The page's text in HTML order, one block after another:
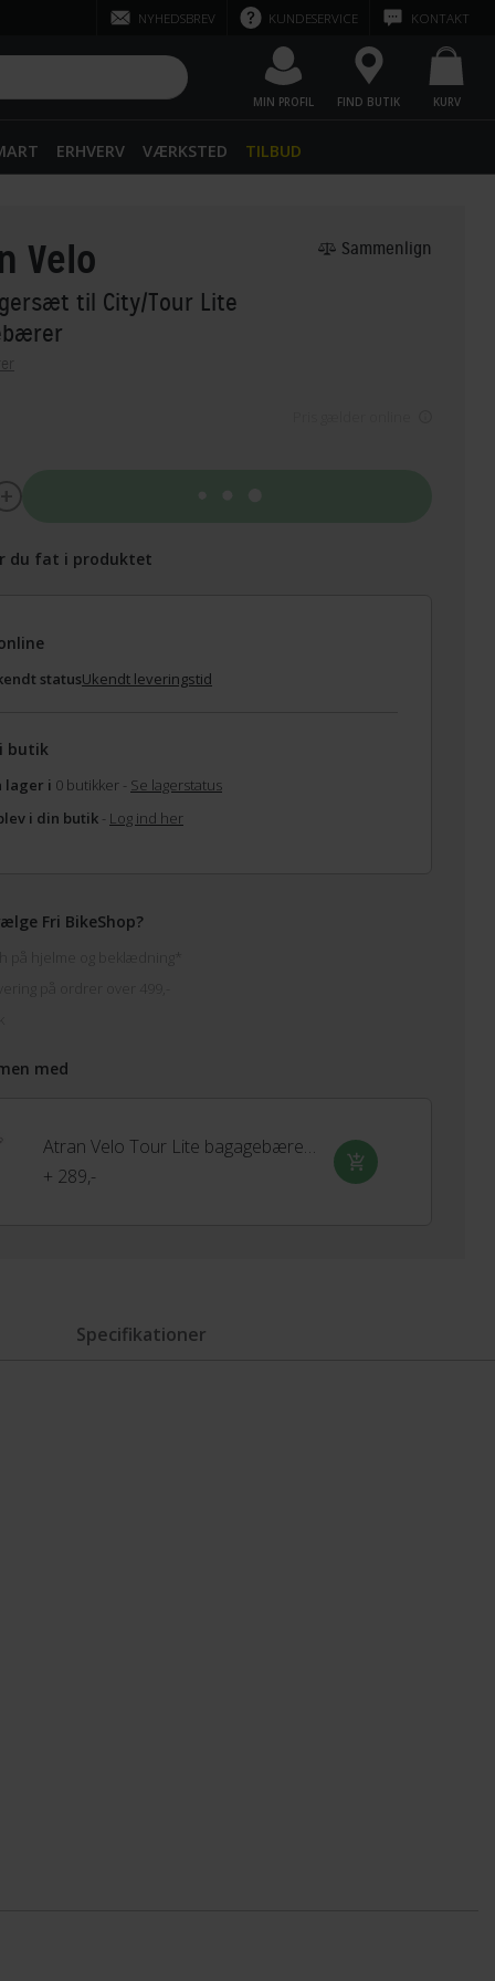
NYHEDSBREV KUNDESERVICE KONTAKT
MIN PROFIL FIND BUTIK KURV
ERHVERV VÆRKSTED TILBUD
Velo
til City/Tour Lite
Sammenlign
du fat i produktet
statusUkendt leveringstid
butik
lager i 0 butikker - Se lagerstatus
i din butik - Log ind her
Fri BikeShop?
på hjelme og beklædning*
med
Atran Velo Tour Lite bagagebærer AVS
+ 289,-
Specifikationer